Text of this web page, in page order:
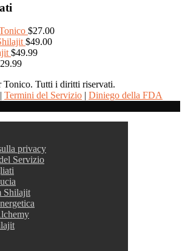
$27.00
$49.00
$49.99
29.99
Tutti i diritti riservati.
| Termini del Servizio | Diniego della FDA
privacy
Servizio
Shilajit